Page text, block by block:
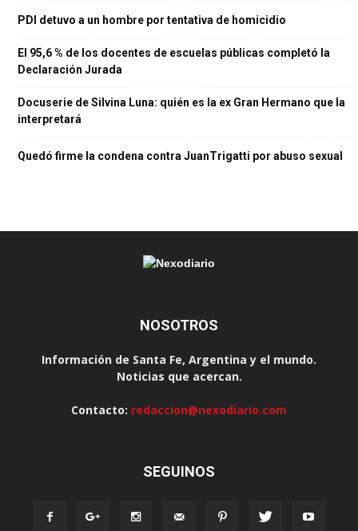
PDI detuvo a un hombre por tentativa de homicidio
El 95,6 % de los docentes de escuelas públicas completó la
Declaración Jurada
Docuserie de Silvina Luna: quién es la ex Gran Hermano que la
interpretará
Quedó firme la condena contra JuanTrigatti por abuso sexual
NOSOTROS
Información de Santa Fe, Argentina y el mundo.
Noticias que acercan.
Contacto: redaccion@nexodiario.com
SEGUINOS